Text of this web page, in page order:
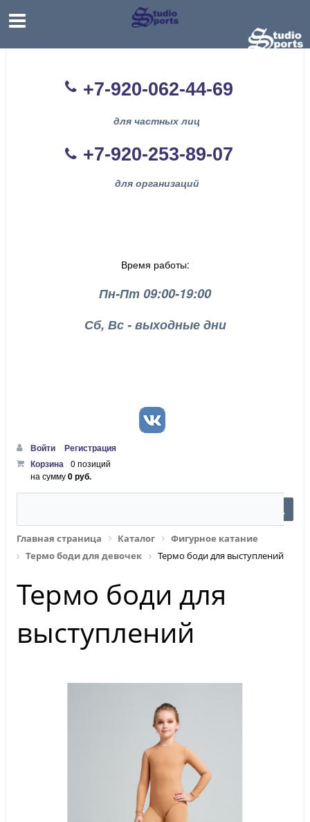
+7-920-062-44-69
для частных лиц
+7-920-253-89-07
для организаций
Время работы:
Пн-Пт 09:00-19:00
Сб, Вс - выходные дни
Войти
Регистрация
Корзина 0 позиций
на сумму0 руб.
Главная страница Каталог
Фигурное катание
Термо боди для девочек
Термо боди для выступлений
Термо боди для
выступлений